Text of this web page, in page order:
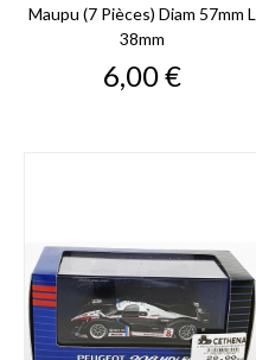
Maupu (7 Pièces) Diam 57mm L
38mm
Prix
6,00 €